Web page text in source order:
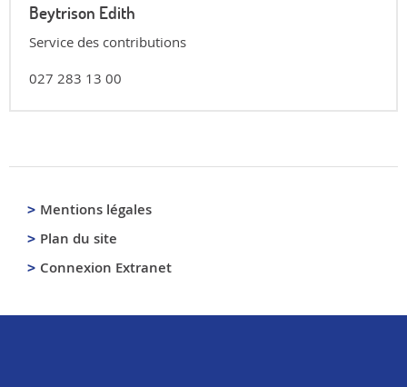
Beytrison Edith
Service des contributions
027 283 13 00
Mentions légales
Plan du site
Connexion Extranet